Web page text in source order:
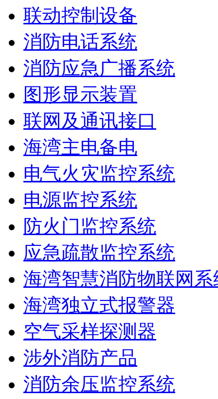
联动控制设备
消防电话系统
消防应急广播系统
图形显示装置
联网及通讯接口
海湾主电备电
电气火灾监控系统
电源监控系统
防火门监控系统
应急疏散监控系统
海湾智慧消防物联网系
海湾独立式报警器
空气采样探测器
涉外消防产品
消防余压监控系统